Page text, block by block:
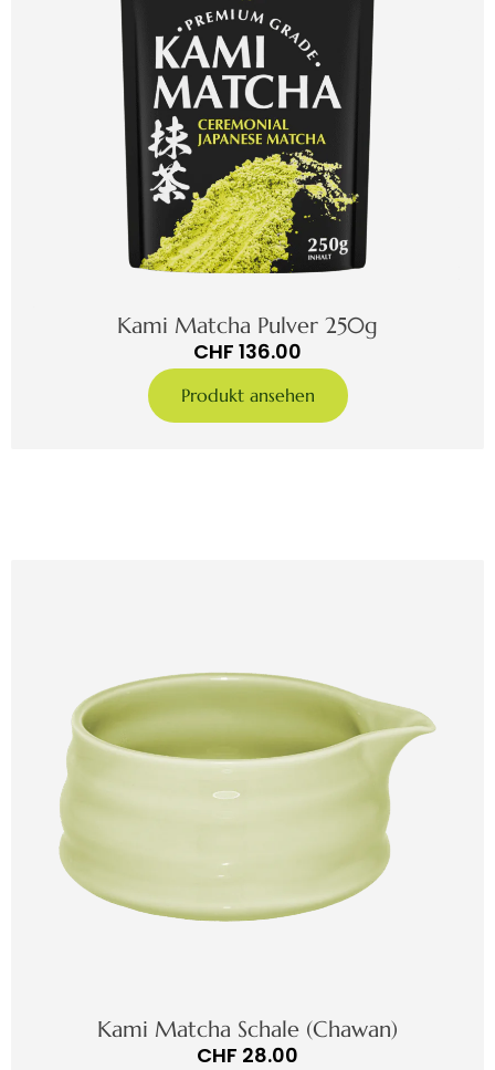
Kami Matcha Pulver 250g
CHF 136.00
Produkt ansehen
Kami Matcha Schale (Chawan)
CHF 28.00